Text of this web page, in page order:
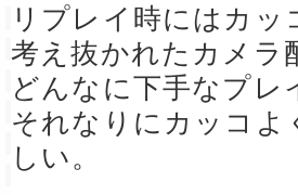
リプレイ時にはカッ
考え抜かれたカメラ
どんなに下手なプレ
それなりにカッコよ
しい。